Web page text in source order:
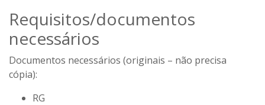
Requisitos/documentos
necessários
Documentos necessários (originais – não precisa
cópia):
RG